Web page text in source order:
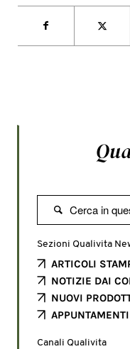

Sezioni Qualivita
ARTICOLI
NOTIZIE DAI
NUOVI
APPUNTAMENTI
Canali Qualivita